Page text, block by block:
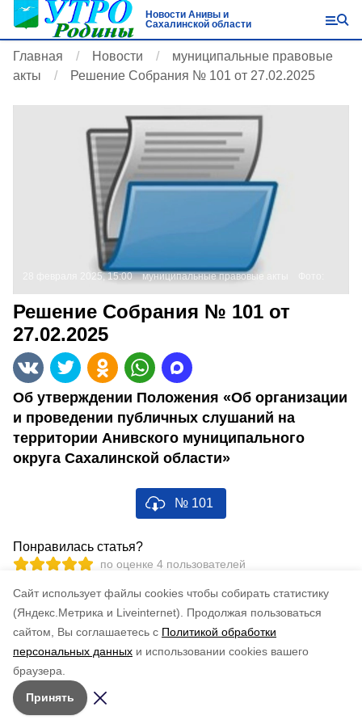
Cайт использует файлы cookies чтобы собирать статистику
(Яндекс.Метрика и Liveinternet).
Продолжая пользоваться
сайтом, Вы соглашаетесь с Политикой обработки
персональных данных и использовании cookies вашего
браузера.
Принять
Новости Анивы и
Сахалинской области
Главная Новости
муниципальные правовые
акты
Решение Собрания № 101 от 27.02.2025
28 февраля 2025, 15:00 муниципальные правовые акты
Решение Собрания № 101 от
27.02.2025
Об утверждении Положения «Об организации
и проведении публичных слушаний на
территории Анивского муниципального
округа Сахалинской области»
№ 101
Понравилась статья?
по оценке 4 пользователей